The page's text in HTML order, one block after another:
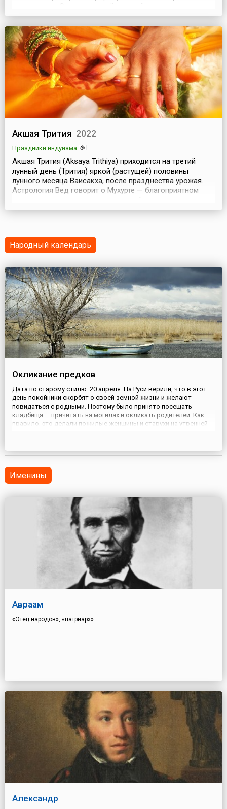
себе – наша память и представления о том, каким в
идеале должен быть этот мир, память о рае. Наша
задача – сохранить этот Огонь и, пробудив его, сделать
Землю...
Акшая Трития 2022
Праздники индуизма
Акшая Трития (Aksaya Trithiya) приходится на третий
лунный день (Трития) яркой (растущей) половины
лунного месяца Ваисакха, после празднества урожая.
Астрология Вед говорит о Мухурте — благоприятном
новых начинаний.Акшая Трития является "днем прочных
Народный календарь
Окликание предков
Дата по старому стилю: 20 апреля. На Руси верили, что в этот
день покойники скорбят о своей земной жизни и желают
повидаться с родными. Поэтому было принято посещать
кладбища — причитать на могилах и окликать родителей. Как
правило, это делали пожилые женщины и старухи на утренней
детушек,...
Именины
Авраам
«Отец народов», «патриарх»
Александр